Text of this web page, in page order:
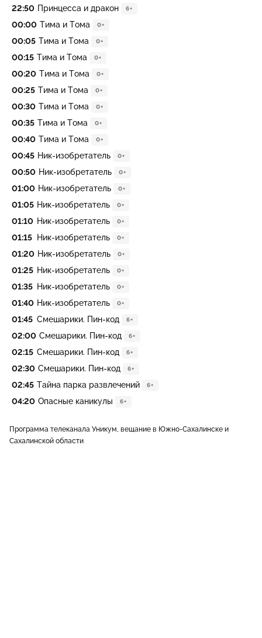
22:50 Принцесса и дракон 6+
00:00 Тима и Тома 0+
00:05 Тима и Тома 0+
00:15 Тима и Тома 0+
00:20 Тима и Тома 0+
00:25 Тима и Тома 0+
00:30 Тима и Тома 0+
00:35 Тима и Тома 0+
00:40 Тима и Тома 0+
00:45 Ник-изобретатель 0+
00:50 Ник-изобретатель 0+
01:00 Ник-изобретатель 0+
01:05 Ник-изобретатель 0+
01:10 Ник-изобретатель 0+
01:15 Ник-изобретатель 0+
01:20 Ник-изобретатель 0+
01:25 Ник-изобретатель 0+
01:35 Ник-изобретатель 0+
01:40 Ник-изобретатель 0+
01:45 Смешарики. Пин-код 6+
02:00 Смешарики. Пин-код 6+
02:15 Смешарики. Пин-код 6+
02:30 Смешарики. Пин-код 6+
02:45 Тайна парка развлечений 6+
04:20 Опасные каникулы 6+
Программа телеканала Уникум, вещание в Южно-Сахалинске и
Сахалинской области